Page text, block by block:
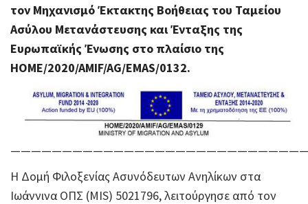
τον Μηχανισμό Έκτακτης Βοήθειας του Ταμείου
Ασύλου Μετανάστευσης και Ένταξης της
Ευρωπαϊκής Ένωσης στο πλαίσιο της
HOME/2020/AMIF/AG/EMAS/0132.
Η Δομή Φιλοξενίας Ασυνόδευτων Ανηλίκων στα
Ιωάννινα ΟΠΣ (MIS) 5021796, λειτούργησε από τον